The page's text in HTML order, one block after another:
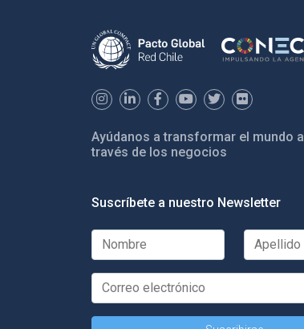
Ayúdanos a transformar el mundo a
través de los negocios
Suscríbete a nuestro Newsletter